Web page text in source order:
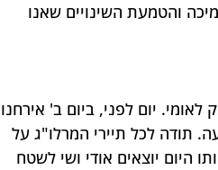
והטמעת השינויים שאנו
יום לפני, ביום ב' אירחנו
תודה לכל תיירי המרלו"ג על
היום יוצאים אודי ושי לשטח